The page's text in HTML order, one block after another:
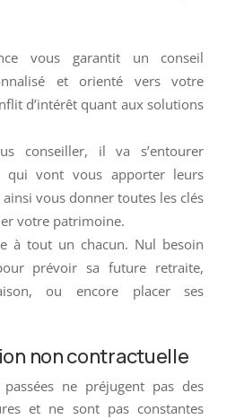
vous garantit un conseil
et orienté vers votre
d’intérêt quant aux solutions
conseiller, il va s’entourer
qui vont vous apporter leurs
ainsi vous donner toutes les clés
votre patrimoine.
à tout un chacun. Nul besoin
prévoir sa future retraite,
ou encore placer ses
non contractuelle
passées ne préjugent pas des
et ne sont pas constantes